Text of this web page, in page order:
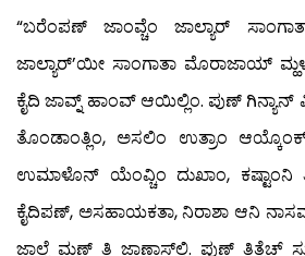
“ಬರೆಂಪಣ್ ಜಾಂವ್ಚೆಂ ಜಾಲ್ಯಾರ್
ಜಾಲ್ಯಾರ್’ಯೀ ಸಾಂಗಾತಾ ಮೊರಾಜಾಯ್
ಕೈದಿ ಜಾವ್ನ್ ಹಾಂವ್ ಆಯಿಲ್ಲಿಂ. ಪುಣ್ ಗಿನ್ಯಾನ್
ತೊಂಡಾಂತ್ಲಿಂ, ಅಸಲಿಂ ಉತ್ರಾಂ
ಉಮಾಳೊನ್ ಯೆಂವ್ಚಿಂ ದುಖಾಂ, ಕಷ್ಟಾಂನಿ
ಕೈದಿಪಣ್, ಅಸಹಾಯಕತಾ, ನಿರಾಶಾ ಆನಿ
ಜಾಲ್ಲೆ ಮ್ಹಣ್ ತಿ ಜಾಣಾಸ್‍ಲ್ಲಿ. ಪುಣ್ ತಿತ್ಲೆಚ್